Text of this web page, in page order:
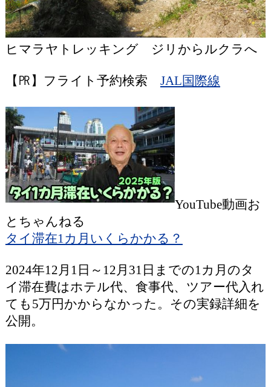
ヒマラヤトレッキング ジリからルクラへ
【㏚】フライト予約検索 JAL国際線
YouTube動画お
とちゃんねる
タイ滞在1カ月いくらかかる？
2024年12月1日～12月31日までの1カ月のタ
イ滞在費はホテル代、食事代、ツアー代入れ
ても5万円かからなかった。その実録詳細を
公開。